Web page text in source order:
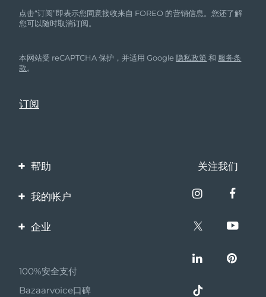
点击“订阅”即表示您同意接收来自 FOREO 的营销信息。您还了解
您可以随时取消订阅。
本网站受 reCAPTCHA 保护，并适用 Google隐私政策 和 服务条
款。
帮助
联系我们
关注我们
我的帐户
产品注册
企业
伙伴计划
100%安全支付
Bazaarvoice口碑